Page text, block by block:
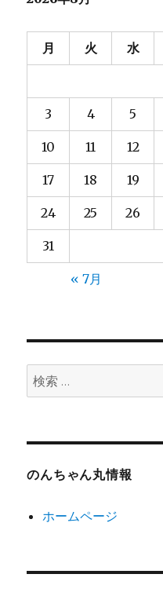
ー
シ
ョ
ン
月 火 水
3 4 5
10 11 12
17 18 19
24 25 26
31
« 7月
検
索:
のんちゃん丸情報
ホームページ